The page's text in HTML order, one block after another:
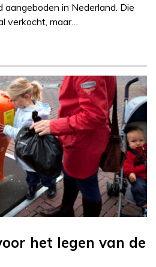
aangeboden in Nederland. Die
verkocht, maar…
het legen van de